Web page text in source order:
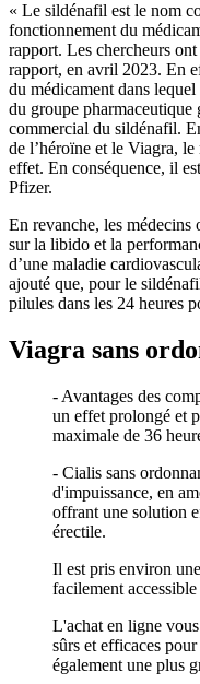
« Le sildénafil est le nom
fonctionnement du
rapport. Les chercheurs
rapport, en avril 2023. En
du médicament dans
du groupe
commercial du sildénafil.
de l’héroïne et le Viagra,
effet. En conséquence, il
Pfizer.
En revanche, les médecins
sur la libido et la
d’une maladie
ajouté que, pour le
pilules dans les 24 heures
Viagra sans
- Avantages des
un effet prolongé et
maximale de 36
- Cialis sans
d'impuissance, en
offrant une solution
érectile.
Il est pris environ
facilement
L'achat en ligne
sûrs et efficaces
également une plus